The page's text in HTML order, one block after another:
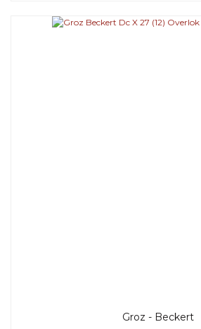
Groz - Beckert